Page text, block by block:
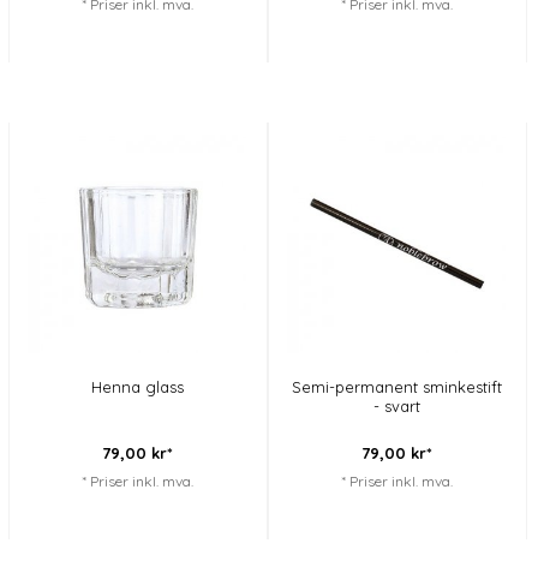
* Priser inkl. mva. * Priser inkl. mva.
Henna glass
79,00 kr*
* Priser inkl. mva.
Semi-permanent sminkestift
- svart
79,00 kr*
* Priser inkl. mva.